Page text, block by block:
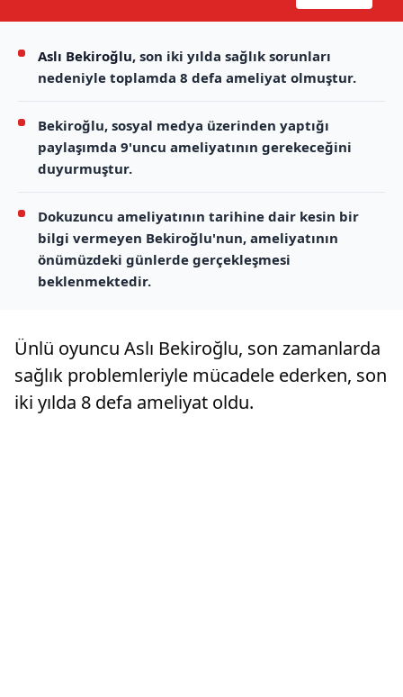
Aslı Bekiroğlu, son iki yılda sağlık sorunları
nedeniyle toplamda 8 defa ameliyat olmuştur.
Bekiroğlu, sosyal medya üzerinden yaptığı
paylaşımda 9'uncu ameliyatının gerekeceğini
duyurmuştur.
Dokuzuncu ameliyatının tarihine dair kesin bir
bilgi vermeyen Bekiroğlu'nun, ameliyatının
önümüzdeki günlerde gerçekleşmesi
beklenmektedir.
Ünlü oyuncu Aslı Bekiroğlu, son zamanlarda
sağlık problemleriyle mücadele ederken, son
iki yılda 8 defa ameliyat oldu.